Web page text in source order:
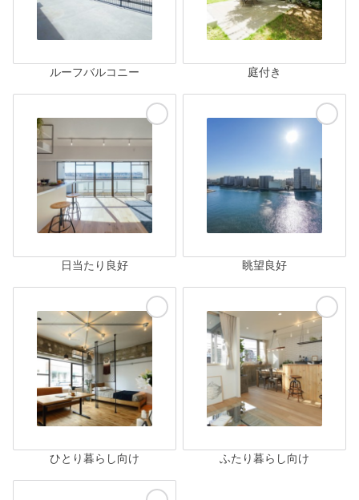
ルーフバルコニー 庭付き
日当たり良好 眺望良好
ひとり暮らし向け ふたり暮らし向け